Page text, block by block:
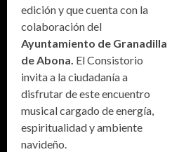
edición y que cuenta con la
colaboración del
Ayuntamiento de Granadilla
de Abona. El Consistorio
invita a la ciudadanía a
disfrutar de este encuentro
musical cargado de energía,
espiritualidad y ambiente
navideño.